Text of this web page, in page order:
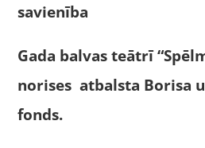
savienība
Gada balvas teātrī
norises atbalsta Borisa
fonds.